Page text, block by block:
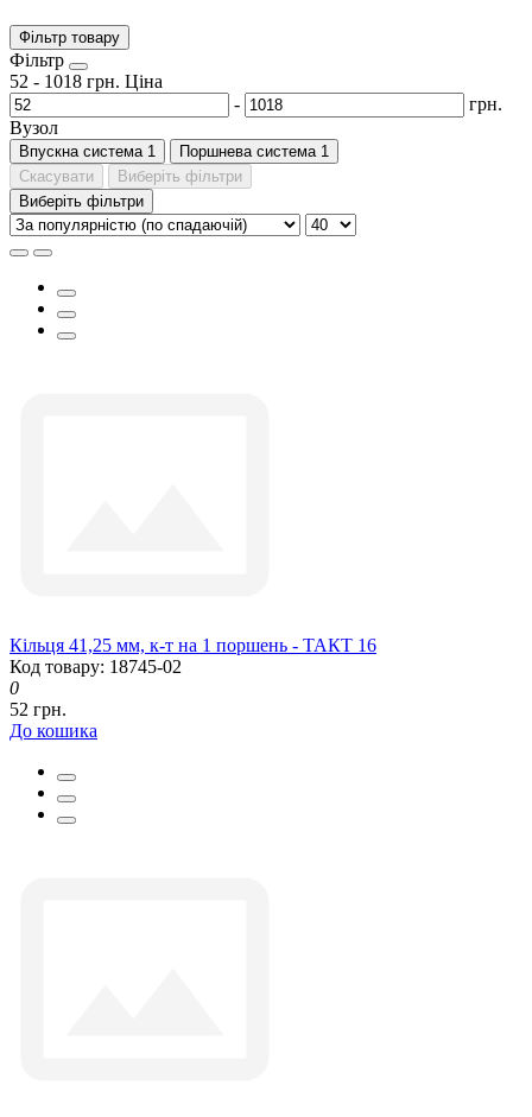
Фільтр товару
Фiльтр
52 - 1018 грн. Ціна
-
грн.
Вузол
Впускна система 1 Поршнева система 1
Скасувати
Виберіть фільтри
Виберіть фільтри
Кільця 41,25 мм, к-т на 1 поршень - ТАКТ 16
Код товару: 18745-02
0
52 грн.
До кошика